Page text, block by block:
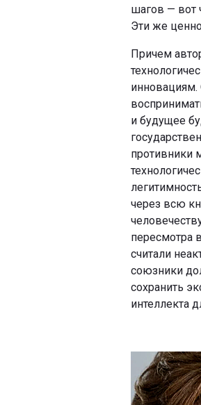
шагов — вот
Эти же
Причем
и будущее
противники
через всю
пересмотра
считали
союзники
сохранить
интеллекта